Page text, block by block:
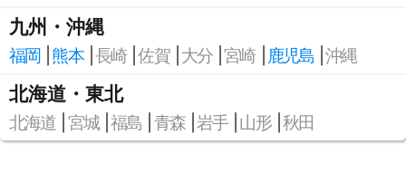
九州・沖縄
福岡 熊本 長崎 佐賀 大分 宮崎 鹿児島 沖縄
北海道・東北
北海道 宮城 福島 青森 岩手 山形 秋田